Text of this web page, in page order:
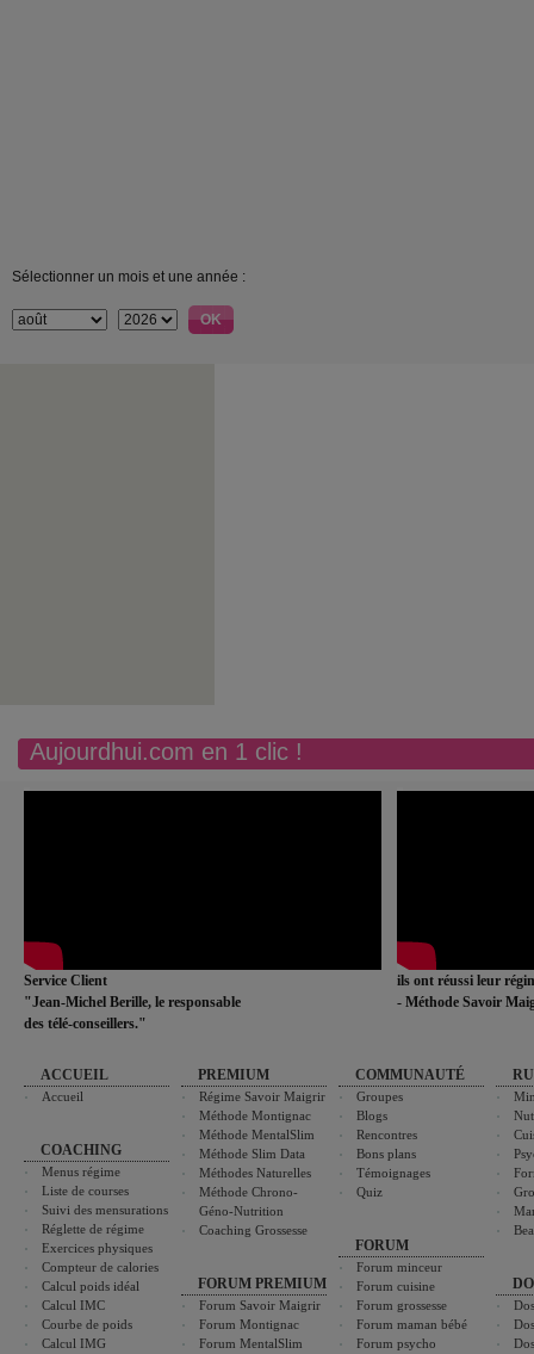
Sélectionner un mois et une année :
Aujourdhui.com en 1 clic !
Service Client
"Jean-Michel Berille, le responsable
des télé-conseillers."
ils ont réussi leur
- Méthode Savoir
ACCUEIL
Accueil
COACHING
Menus régime
Liste de courses
Suivi des mensurations
Réglette de régime
Exercices physiques
Compteur de calories
Calcul poids idéal
Calcul IMC
Courbe de poids
Calcul IMG
PREMIUM
Régime Savoir Maigrir
Méthode Montignac
Méthode MentalSlim
Méthode Slim Data
Méthodes Naturelles
Méthode Chrono-
Géno-Nutrition
Coaching Grossesse
FORUM PREMIUM
Forum Savoir Maigrir
Forum Montignac
Forum MentalSlim
COMMUNAUTÉ
Groupes
Blogs
Rencontres
Bons plans
Témoignages
Quiz
FORUM
Forum minceur
Forum cuisine
Forum grossesse
Forum maman bébé
Forum psycho